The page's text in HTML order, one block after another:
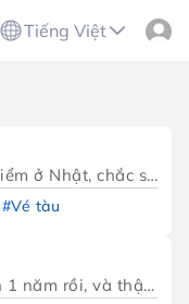
Tiếng Việt
ở Nhật, chắc sẽ
người đông
với cảnh này, đôi
hoặc
chuyến đi
#Vé tàu
1 năm rồi, và thật